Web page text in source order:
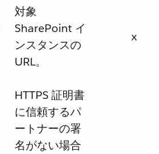
対象
SharePoint イ
ンスタンスの
URL。
x
HTTPS 証明書
に信頼するパ
ートナーの署
名がない場合